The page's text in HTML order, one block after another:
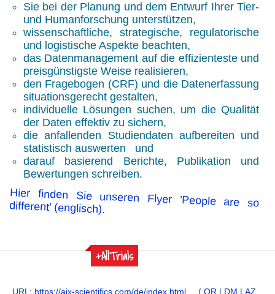
Sie bei der Planung und dem Entwurf Ihrer Tier-
und Humanforschung unterstützen,
wissenschaftliche, strategische, regulatorische
und logistische Aspekte beachten,
das Datenmanagement auf die effizienteste und
preisgünstigste Weise realisieren,
den Fragebogen (CRF) und die Datenerfassung
situationsgerecht gestalten,
individuelle Lösungen suchen, um die Qualität
der Daten effektiv zu sichern,
die anfallenden Studiendaten aufbereiten und
statistisch auswerten und
darauf basierend Berichte, Publikation und
Bewertungen schreiben.
Hier finden Sie unseren Flyer 'People are so
different' (englisch).
+AllTrials
URL: https://aix-scientifics.com/de/index.html ( QR | DM | AZ